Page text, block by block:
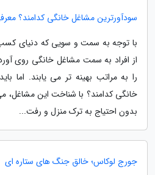
سودآورترین مشاغل خانگی کدامند؟ معرفی 10 شغل خانگی
با توجه به سمت و سویی که دنیای کسب
از افراد به سمت مشاغل خانگی روی
را به مراتب بهینه تر می یابند. اما
خانگی کدامند؟ با شناخت این مشاغل، می
بدون احتیاج به ترک منزل و رفت...
جورج لوکاس؛ خالق جنگ های ستاره ای